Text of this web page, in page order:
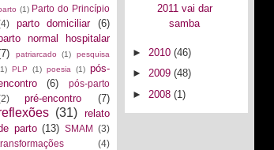
(1) Parto do Princípio
parto domiciliar
(6)
normal hospitalar
patriarcado (1)
pesquisa
PLP (1) poesia (1) pós-
(6)
pós-parto
pré-encontro (7)
(31) relato
parto (13) SMAM
(3)
(4)
2011 vai dar
samba
► 2010 (46)
► 2009 (48)
► 2008 (1)